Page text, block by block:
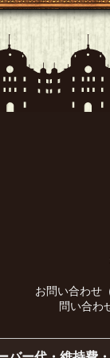
お問い合わせ
問い合わ